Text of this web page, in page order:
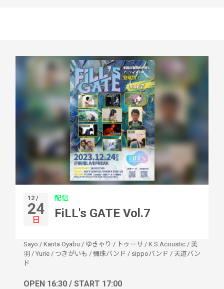
12 /
24
日
配信
FiLL's GATE Vol.7
Sayo / Kanta Oyabu / ゆきゃり / トゥーサ / K.S.Acoustic / 美
羽 / Yurie / つきがいも / 彌珠バンド / sippoバンド / 天道バン
ド
OPEN 16:30 / START 17:00